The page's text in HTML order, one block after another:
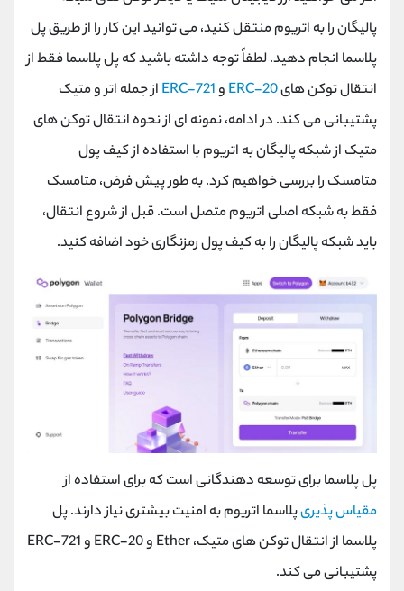
پالیگان را به اتریوم منتقل کنید، می توانید این کار را از طریق پل
پلاسما انجام دهید. لطفاً توجه داشته باشید که پل پلاسما فقط از
انتقال توکن هایERC-20 وERC-721 از جمله اتر و متیک
پشتیبانی می کند. در ادامه، نمونه ای از نحوه انتقال توکن های
متیک از شبکه پالیگان به اتریوم با استفاده از کیف پول
متامسک را بررسی خواهیم کرد. به طور پیش فرض، متامسک
فقط به شبکه اصلی اتریوم متصل است. قبل از شروع انتقال،
باید شبکه پالیگان را به کیف پول رمزنگاری خود اضافه کنید.
پل پلاسما برای توسعه دهندگانی است که برای استفاده از
مقیاس پذیریپلاسما اتریوم به امنیت بیشتری نیاز دارند. پل
پلاسما از انتقال توکن های متیک،Ether وERC-20 وERC-721
پشتیبانی می کند.